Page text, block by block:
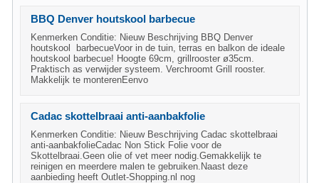
BBQ Denver houtskool barbecue
Kenmerken Conditie: Nieuw Beschrijving BBQ Denver
houtskool barbecueVoor in de tuin, terras en balkon de ideale
houtskool barbecue! Hoogte 69cm, grillrooster ø35cm.
Praktisch as verwijder systeem. Verchroomt Grill rooster.
Makkelijk te monterenEenvo
Cadac skottelbraai anti-aanbakfolie
Kenmerken Conditie: Nieuw Beschrijving Cadac skottelbraai
anti-aanbakfolieCadac Non Stick Folie voor de
Skottelbraai.Geen olie of vet meer nodig.Gemakkelijk te
reinigen en meerdere malen te gebruiken.Naast deze
aanbieding heeft Outlet-Shopping.nl nog